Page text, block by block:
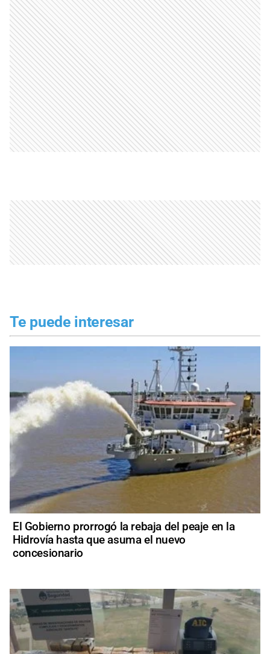
Te puede interesar
El Gobierno prorrogó la rebaja del peaje en la
Hidrovía hasta que asuma el nuevo
concesionario